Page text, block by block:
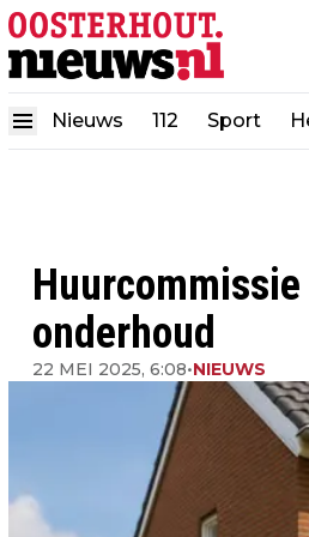
Nieuws 112 Sport
onderhoud
22 MEI 2025, 6:08•NIEUWS